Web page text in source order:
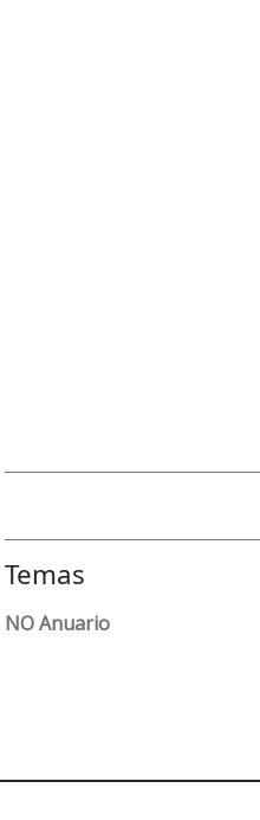
Temas
NO Anuario